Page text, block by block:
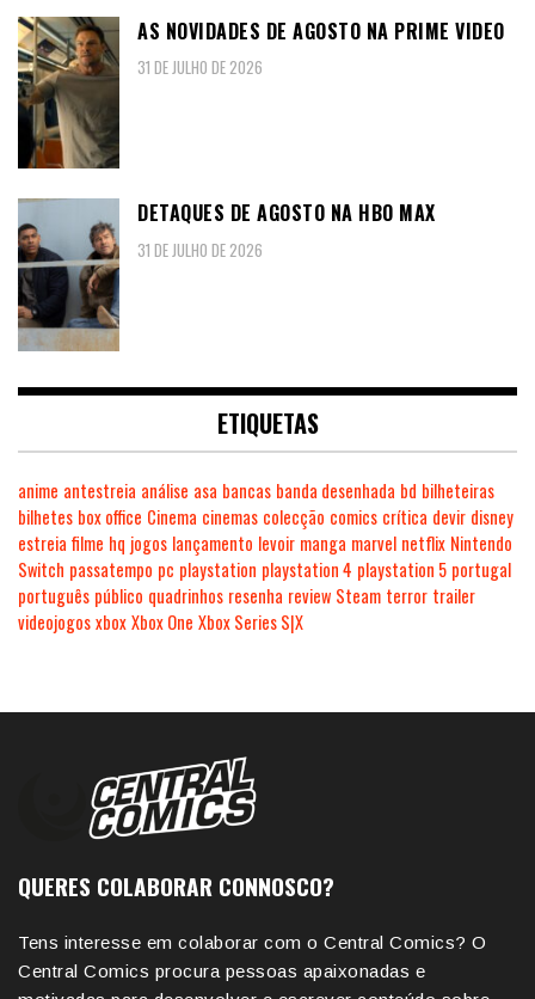
AS NOVIDADES DE AGOSTO NA PRIME VIDEO
31 DE JULHO DE 2026
DETAQUES DE AGOSTO NA HBO MAX
31 DE JULHO DE 2026
ETIQUETAS
anime antestreia análise asa bancas banda desenhada bd bilheteiras
bilhetes box office Cinema cinemas colecção comics crítica devir disney
estreia filme hq jogos lançamento levoir manga marvel netflix Nintendo
Switch passatempo pc playstation playstation 4 playstation 5 portugal
português público quadrinhos resenha review Steam terror trailer
videojogosxboxXbox One Xbox Series S|X
QUERES COLABORAR CONNOSCO?
Tens interesse em colaborar com o Central Comics? O
Central Comics procura pessoas apaixonadas e